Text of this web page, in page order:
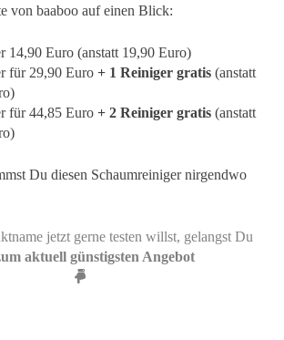
von baaboo auf einen Blick:
14,90 Euro (anstatt 19,90 Euro)
für 29,90 Euro + 1 Reiniger gratis(anstatt
für 44,85 Euro + 2 Reiniger gratis(anstatt
Du diesen Schaumreiniger nirgendwo
jetzt gerne testen willst, gelangst Du
aktuell günstigsten Angebot